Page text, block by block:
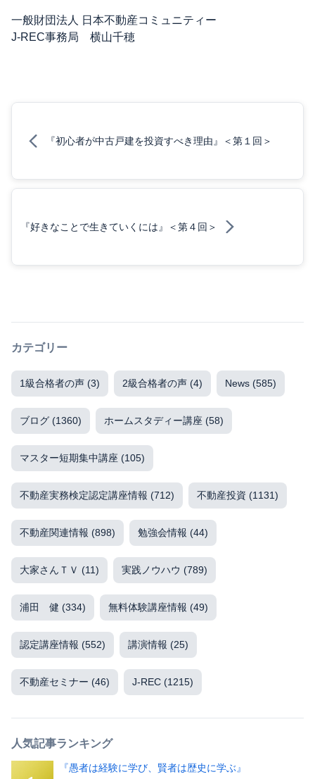
一般財団法人 日本不動産コミュニティー
J-REC事務局 横山千穂
『初心者が中古戸建を投資すべき理由』＜第１回＞
『好きなことで生きていくには』＜第４回＞
カテゴリー
1級合格者の声 (3) 2級合格者の声 (4) News (585)
ブログ (1360) ホームスタディー講座 (58)
マスター短期集中講座 (105)
不動産実務検定認定講座情報 (712) 不動産投資 (1131)
不動産関連情報 (898) 勉強会情報 (44)
大家さんＴＶ (11) 実践ノウハウ (789)
浦田 健 (334) 無料体験講座情報 (49)
認定講座情報 (552) 講演情報 (25)
不動産セミナー (46) J-REC (1215)
人気記事ランキング
『愚者は経験に学び、賢者は歴史に学ぶ』